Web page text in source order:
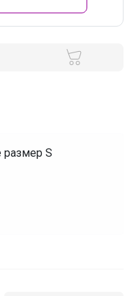
размер S
с вышивкой"